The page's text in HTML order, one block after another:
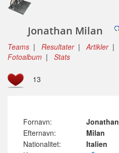
Jonathan Milan
Teams | Resultater|Artikler|
Fotoalbum | Stats
13
Fornavn:
Jonathan
Efternavn:
Milan
Nationalitet:
Italien